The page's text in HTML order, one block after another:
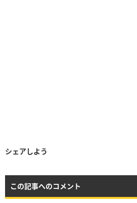
シェアしよう
この記事へのコメント